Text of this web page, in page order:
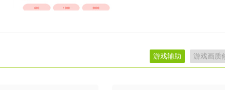
游戏辅助 游戏画质